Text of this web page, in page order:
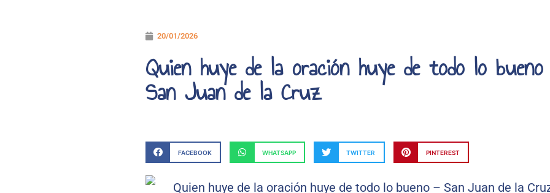
20/01/2026
Quien huye de la oración huye de todo lo
San Juan de la Cruz
FACEBOOK WHATSAPP TWITTER PINTEREST